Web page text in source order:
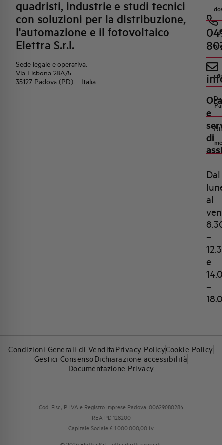
quadristi, industrie e studi tecnici
con soluzioni per la distribuzione,
l'automazione e il fotovoltaico
Elettra S.r.l.
Sede legale e operativa:
Via Lisbona 28A/5
35127 Padova (PD) – Italia
e
di
Dal
al
–
e
–
Condizioni Generali di VenditaPrivacy PolicyCookie Policy
Gestici ConsensoDichiarazione accessibilità
Documentazione Privacy
Cod. Fisc., P. IVA e Registro Imprese Padova: 00629080284
REA PD 128200
Capitale Sociale € 1.000.000,00 i.v.